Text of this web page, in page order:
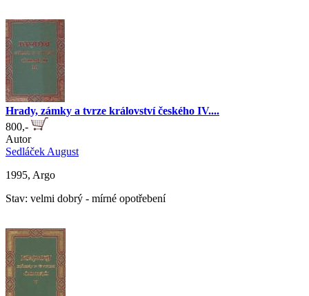
Hrady, zámky a tvrze království českého IV....
800,-
Autor
Sedláček August
1995, Argo
Stav: velmi dobrý - mírné opotřebení